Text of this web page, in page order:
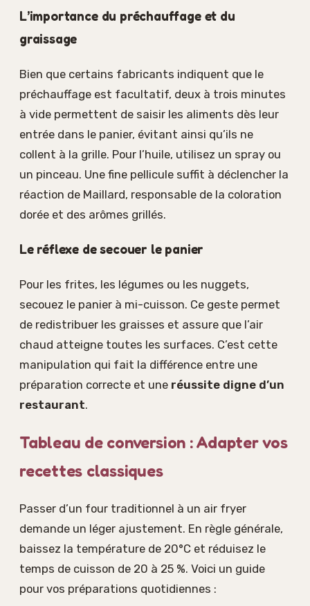
L’importance du préchauffage et du
graissage
Bien que certains fabricants indiquent que le
préchauffage est facultatif, deux à trois minutes
à vide permettent de saisir les aliments dès leur
entrée dans le panier, évitant ainsi qu’ils ne
collent à la grille. Pour l’huile, utilisez un spray ou
un pinceau. Une fine pellicule suffit à déclencher la
réaction de Maillard, responsable de la coloration
dorée et des arômes grillés.
Le réflexe de secouer le panier
Pour les frites, les légumes ou les nuggets,
secouez le panier à mi-cuisson. Ce geste permet
de redistribuer les graisses et assure que l’air
chaud atteigne toutes les surfaces. C’est cette
manipulation qui fait la différence entre une
préparation correcte et une réussite digne d’un
restaurant.
Tableau de conversion : Adapter vos
recettes classiques
Passer d’un four traditionnel à un air fryer
demande un léger ajustement. En règle générale,
baissez la température de 20°C et réduisez le
temps de cuisson de 20 à 25 %. Voici un guide
pour vos préparations quotidiennes :